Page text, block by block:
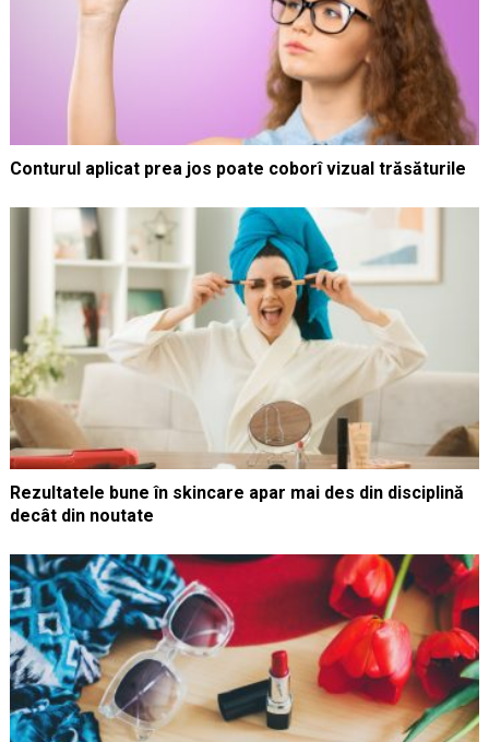
Conturul aplicat prea jos poate coborî vizual trăsăturile
Rezultatele bune în skincare apar mai des din disciplină
decât din noutate